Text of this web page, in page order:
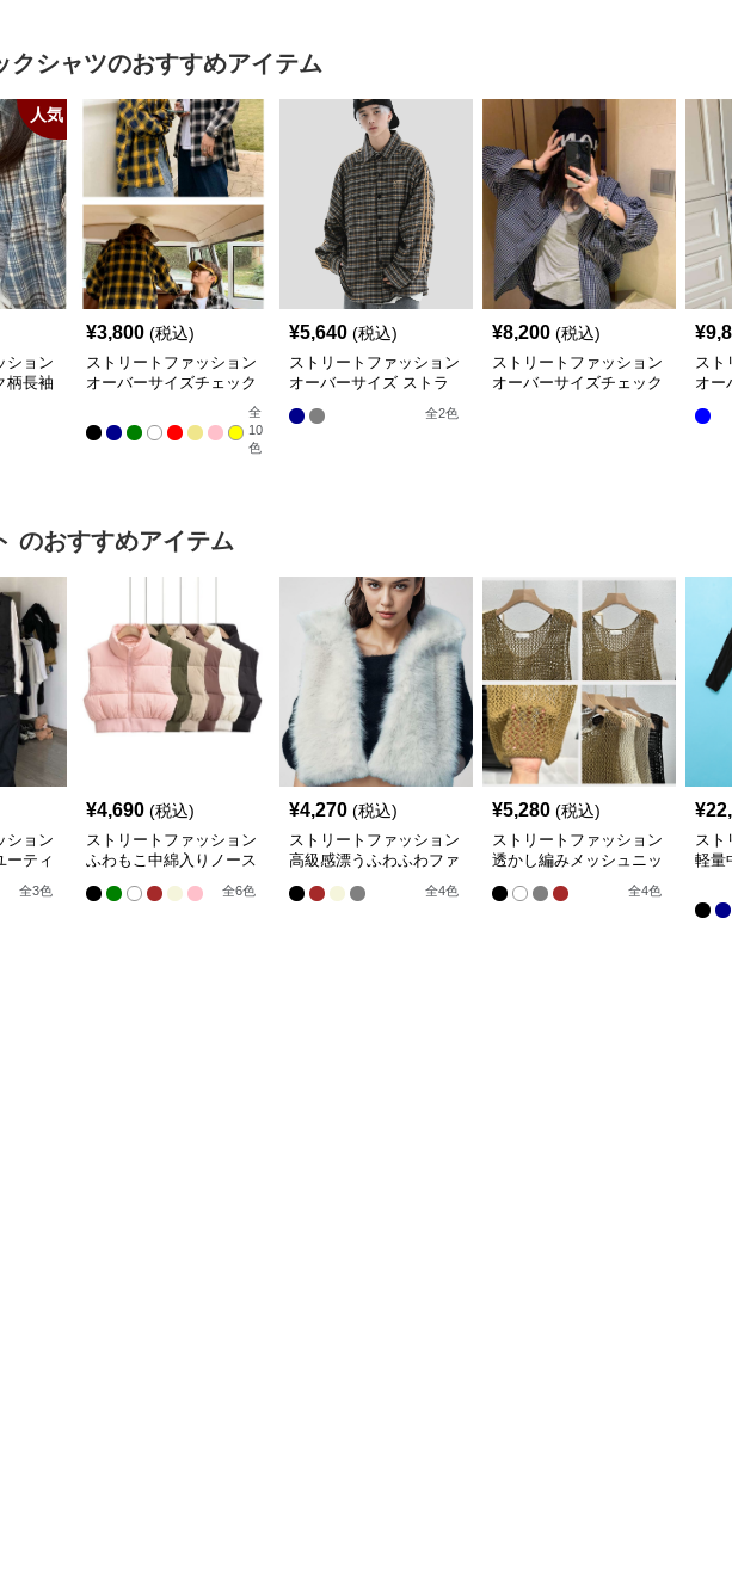
クシャツのおすすめアイテム
人気
ション
柄長袖
¥3,800 (税込)
ストリートファッション
オーバーサイズチェック
全
10
色
¥5,640 (税込)
ストリートファッション
オーバーサイズ ストラ
イプ柄 チェックシャツ
全2色
¥8,200 (税込)
ストリートファッション
オーバーサイズチェック
¥
スト
オー
のおすすめアイテム
ション
ーティ
全3色
¥4,690 (税込)
ストリートファッション
ふわもこ中綿入りノース
リーブショート丈羽織り
ベスト
全6色
¥4,270 (税込)
ストリートファッション
高級感漂うふわふわファ
ー付きノースリーブベス
ト
全4色
¥5,280 (税込)
ストリートファッション
透かし編みメッシュニッ
全4色
¥
スト
軽量